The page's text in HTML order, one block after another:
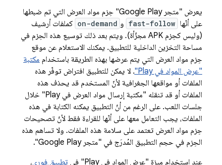
يعرض "متجر Google Play" حِزم مواد العرض التي تم ضبطها
على أنّها fast-follow و on-demand كملفات أرشيف
(وليس كحِزم APK مجزّأة). ويتم بعد ذلك توسيع هذه الحِزم في
مساحة التخزين الداخلية للتطبيق. يمكنك الاستعلام عن موقع
حِزم مواد العرض التي يتم عرضها بهذه الطريقة باستخدام مكتبة
"عرض المواد في Play"
. لا يمكن للتطبيق افتراض توفّر هذه
الملفات أو مواقعها الجغرافية لأنّ المستخدم قد يحذف هذه
الملفات أو قد تنقله "مكتبة إرسال مواد العرض في Play" خلال
جلسات اللعب. على الرغم من أنّ التطبيق يمكنه الكتابة في هذه
الملفات، يجب التعامل معها على أنّها للقراءة فقط لأنّ تصحيحات
حِزم مواد العرض تعتمد على سلامة هذه الملفات. ولا تساهم هذه
الحِزم في حجم التطبيق المُدرَج في "متجر Google Play".
عند استخدام ميزة "عرض المواد في Play" في
تطبيق فوري،